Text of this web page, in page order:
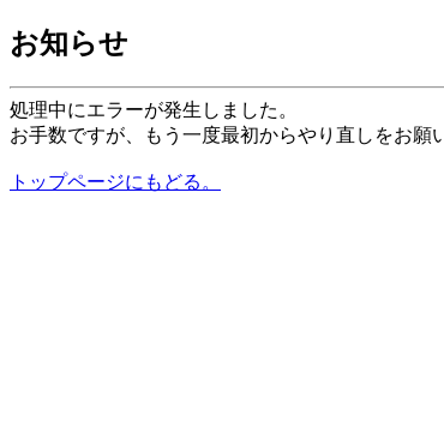
お知らせ
処理中にエラーが発生しました。
お手数ですが、もう一度最初からやり直しをお願
トップページにもどる。